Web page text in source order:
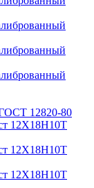
12820-80
12Х18Н10Т
12Х18Н10Т
12Х18Н10Т